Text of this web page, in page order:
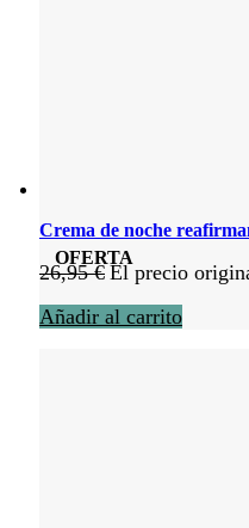
OFERTA
Crema de noche
26,95€ El precio
Añadir al carrito